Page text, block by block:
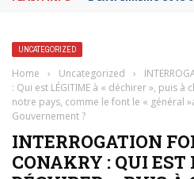
UNCATEGORIZED
Home › Uncategorized ›
: Qui est LÉGITIME à « déchirer », puis à
notre pays, comme le font le « général
Gouvernement ?
INTERROGATION
CONAKRY : QUI EST